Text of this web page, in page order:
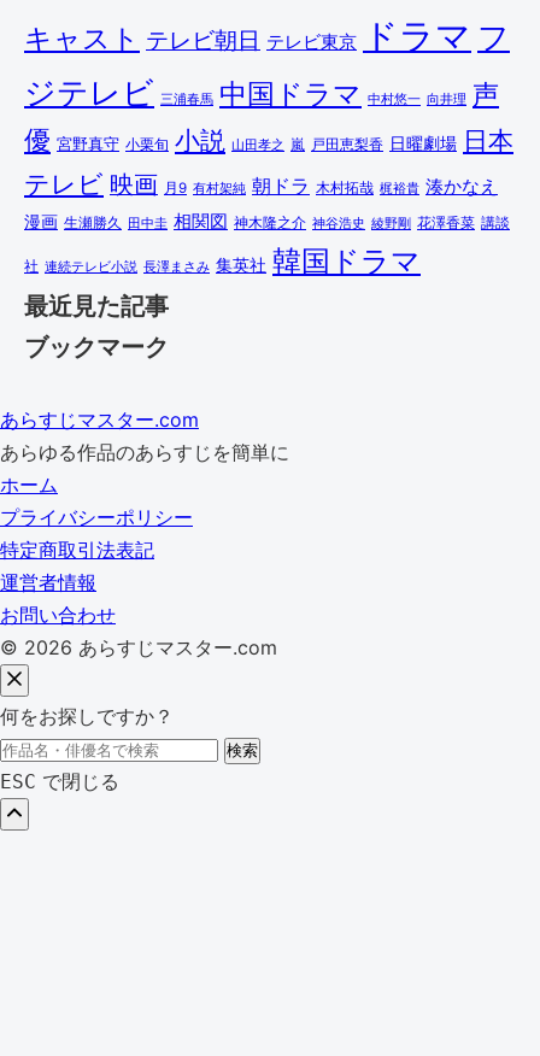
キャスト テレビ朝日 テレビ東京 ドラマ フ
ジテレビ 三浦春馬 中国ドラマ 中村悠一 向井理 声
優 宮野真守 小栗旬 小説 山田孝之 嵐 戸田恵梨香 日曜劇場 日本
テレビ 映画 月9 有村架純 朝ドラ 木村拓哉 梶裕貴 湊かなえ
漫画 生瀬勝久 田中圭 相関図 神木隆之介 神谷浩史 綾野剛 花澤香菜 講談
社 連続テレビ小説 長澤まさみ 集英社 韓国ドラマ
最近見た記事
ブックマーク
あらすじマスター.com
あらゆる作品のあらすじを簡単に
ホーム
プライバシーポリシー
特定商取引法表記
運営者情報
お問い合わせ
© 2026 あらすじマスター.com
何をお探しですか？
検
索:
検索
ESC で閉じる